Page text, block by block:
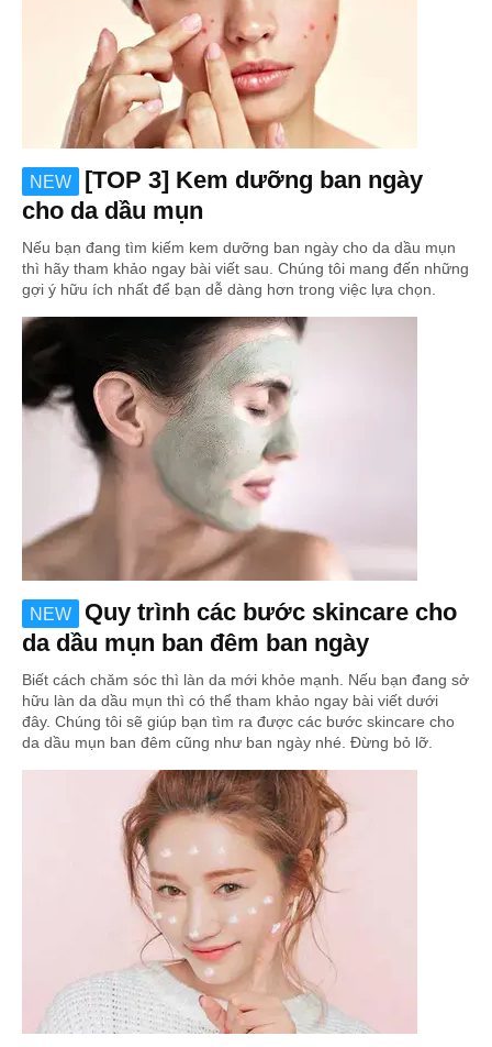
NEW
[TOP 3] Kem dưỡng ban ngày
cho da dầu mụn
Nếu bạn đang tìm kiếm kem dưỡng ban ngày cho da dầu mụn
thì hãy tham khảo ngay bài viết sau. Chúng tôi mang đến những
gợi ý hữu ích nhất để bạn dễ dàng hơn trong việc lựa chọn.
NEW
Quy trình các bước skincare cho
da dầu mụn ban đêm ban ngày
Biết cách chăm sóc thì làn da mới khỏe mạnh. Nếu bạn đang sở
hữu làn da dầu mụn thì có thể tham khảo ngay bài viết dưới
đây. Chúng tôi sẽ giúp bạn tìm ra được các bước skincare cho
da dầu mụn ban đêm cũng như ban ngày nhé. Đừng bỏ lỡ.